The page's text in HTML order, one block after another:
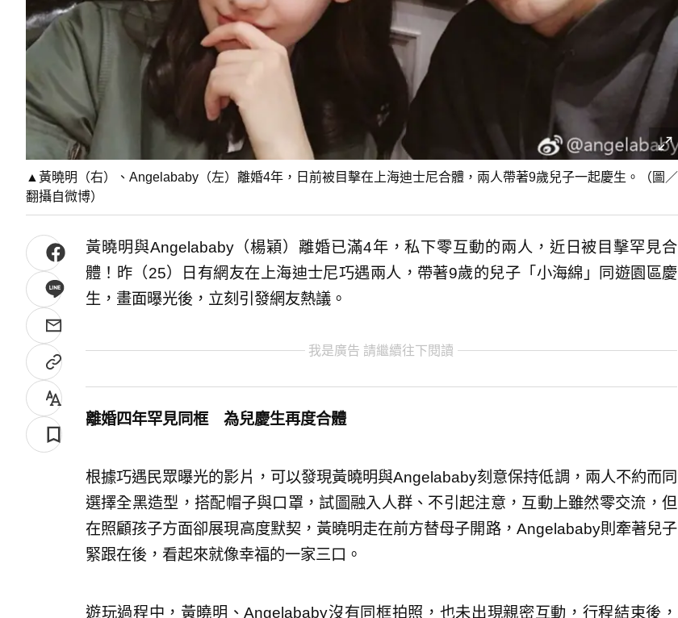
▲黃曉明（右）、Angelababy（左）離婚4年，日前被目擊在上海迪士尼合體，兩人帶著9歲兒子一起慶生。（圖／
翻攝自微博）
黃曉明與Angelababy（楊穎）離婚已滿4年，私下零互動的兩人，近日被目擊罕見合
體！昨（25）日有網友在上海迪士尼巧遇兩人，帶著9歲的兒子「小海綿」同遊園區慶
生，畫面曝光後，立刻引發網友熱議。
我是廣告 請繼續往下閱讀
離婚四年罕見同框 為兒慶生再度合體
根據巧遇民眾曝光的影片，可以發現黃曉明與Angelababy刻意保持低調，兩人不約而同
選擇全黑造型，搭配帽子與口罩，試圖融入人群、不引起注意，互動上雖然零交流，但
在照顧孩子方面卻展現高度默契，黃曉明走在前方替母子開路，Angelababy則牽著兒子
緊跟在後，看起來就像幸福的一家三口。
遊玩過程中，黃曉明、Angelababy沒有同框拍照，也未出現親密互動，行程結束後，